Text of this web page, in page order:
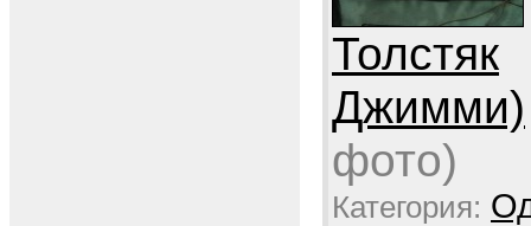
Толстяк
Джимми)
фото)
Категория: